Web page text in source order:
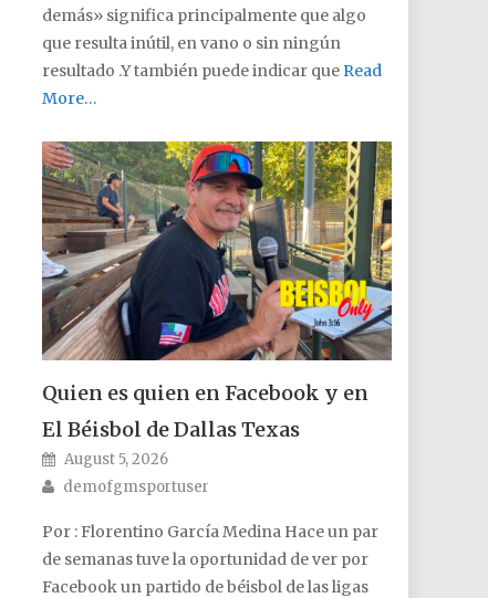
demás» significa principalmente que algo
que resulta inútil, en vano o sin ningún
resultado .Y también puede indicar que Read
More…
Quien es quien en Facebook y en
El Béisbol de Dallas Texas
Posted on
August 5, 2026
Author
demofgmsportuser
Por : Florentino García Medina Hace un par
de semanas tuve la oportunidad de ver por
Facebook un partido de béisbol de las ligas